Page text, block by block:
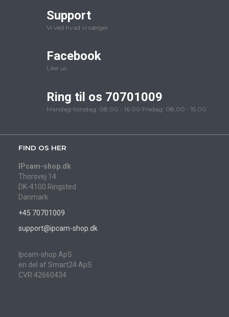
Support
Vi ved hvad vi sælger
Facebook
Like us
Ring til os 70701009
Mandag-torsdag: 08.00 - 16.00 Fredag: 08.00 - 15.00
FIND OS HER
IPcam-shop.dk
Thorsvej 14
DK-4100 Ringsted
Danmark
+45 70701009
support@ipcam-shop.dk
Ipcam-shop ApS
en del af Smart24 ApS
CVR:42660434